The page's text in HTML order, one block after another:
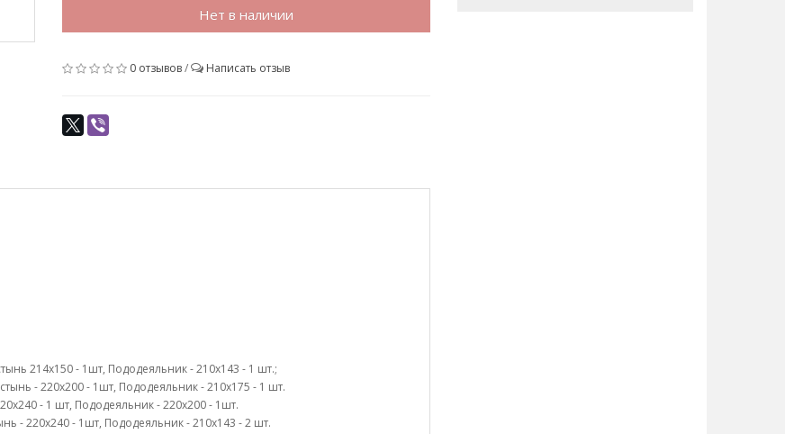
Нет в наличии
0 отзывов/ Написать отзыв
214х150 - 1шт, Пододеяльник - 210х143 - 1 шт.;
- 220х200 - 1шт, Пододеяльник - 210х175 - 1 шт.
- 1 шт, Пододеяльник - 220х200 - 1шт.
- 220х240 - 1шт, Пододеяльник - 210х143 - 2 шт.